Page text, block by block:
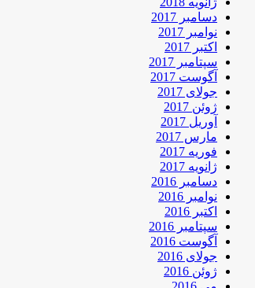
دسامبر 2017
نوامبر 2017
اکتبر 2017
سپتامبر 2017
آگوست 2017
جولای 2017
ژوئن 2017
آوریل 2017
مارس 2017
فوریه 2017
ژانویه 2017
دسامبر 2016
نوامبر 2016
اکتبر 2016
سپتامبر 2016
آگوست 2016
جولای 2016
ژوئن 2016